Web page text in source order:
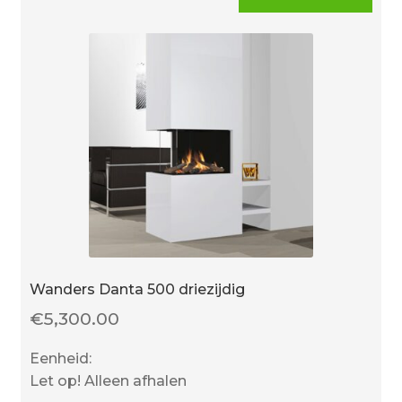
Wanders Danta 500 driezijdig
€5,300.00
Eenheid:
Let op! Alleen afhalen